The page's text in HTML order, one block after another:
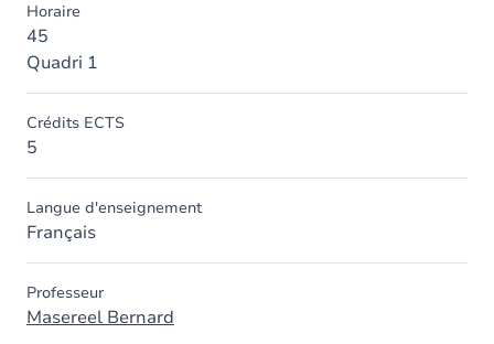
Horaire
45
Quadri 1
Crédits ECTS
5
Langue d'enseignement
Français
Professeur
Masereel Bernard